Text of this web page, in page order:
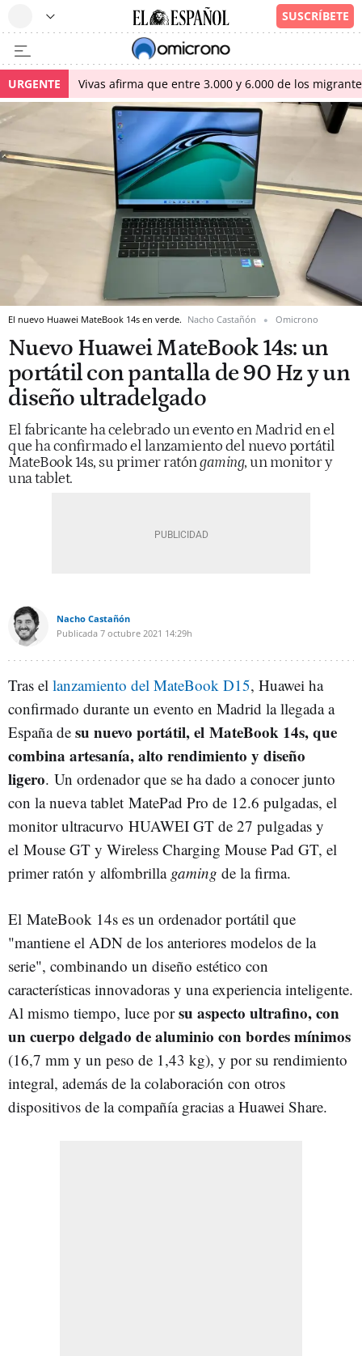
URGENTE Vivas afirma que entre 3.000 y 6.000 de los
El nuevo Huawei MateBook 14s en verde. Nacho Castañón Omicrono
Nuevo Huawei MateBook 14s: un
portátil con pantalla de 90 Hz y un
diseño ultradelgado
El fabricante ha celebrado un evento en Madrid en el
que ha confirmado el lanzamiento del nuevo portátil
MateBook 14s, su primer ratóngaming, un monitor y
una tablet.
Nacho Castañón
Publicada 7 octubre 2021 14:29h
Tras el lanzamiento del MateBook D15, Huawei ha
confirmado durante un evento en Madrid la llegada a
España de su nuevo portátil, el MateBook 14s, que
combina artesanía, alto rendimiento y diseño
ligero. Un ordenador que se ha dado a conocer junto
con la nueva tablet MatePad Pro de 12.6 pulgadas, el
monitor ultracurvo HUAWEI GT de 27 pulgadas y
el Mouse GT y Wireless Charging Mouse Pad GT, el
primer ratón y alfombrilla gaming de la firma.
El MateBook 14s es un ordenador portátil que
"mantiene el ADN de los anteriores modelos de la
serie", combinando un diseño estético con
características innovadoras y una experiencia inteligente.
Al mismo tiempo, luce porsu aspecto ultrafino, con
un cuerpo delgado de aluminio con bordes mínimos
(16,7 mm y un peso de 1,43 kg), y por su rendimiento
integral, además de la colaboración con otros
dispositivos de la compañía gracias a Huawei Share.